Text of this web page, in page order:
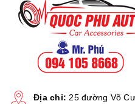
Địa chỉ: 25 đường Võ